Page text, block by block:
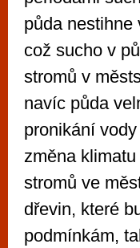
půda nestihne
což sucho v
stromů v
navíc půda
pronikání
změna
stromů ve
dřevin, které
podmínkám,